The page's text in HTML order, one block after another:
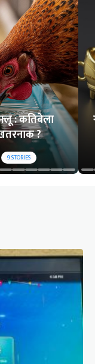
: कतिबेला
?
9STORIES